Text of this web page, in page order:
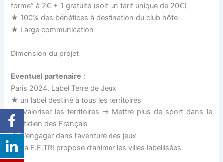
forme” à 2€ + 1 gratuite (soit un tarif unique de 20€)
★ 100% des bénéfices à destination du club hôte
★ Large communication
Dimension du projet
Eventuel partenaire :
Paris 2024, Label Terre de Jeux
★ un label destiné à tous les territoires
★ Valoriser les territoires → Mettre plus de sport dans le
quotidien des Français
★ S’engager dans l’aventure des jeux
★ La F.F.TRI propose d’animer les villes labellisées